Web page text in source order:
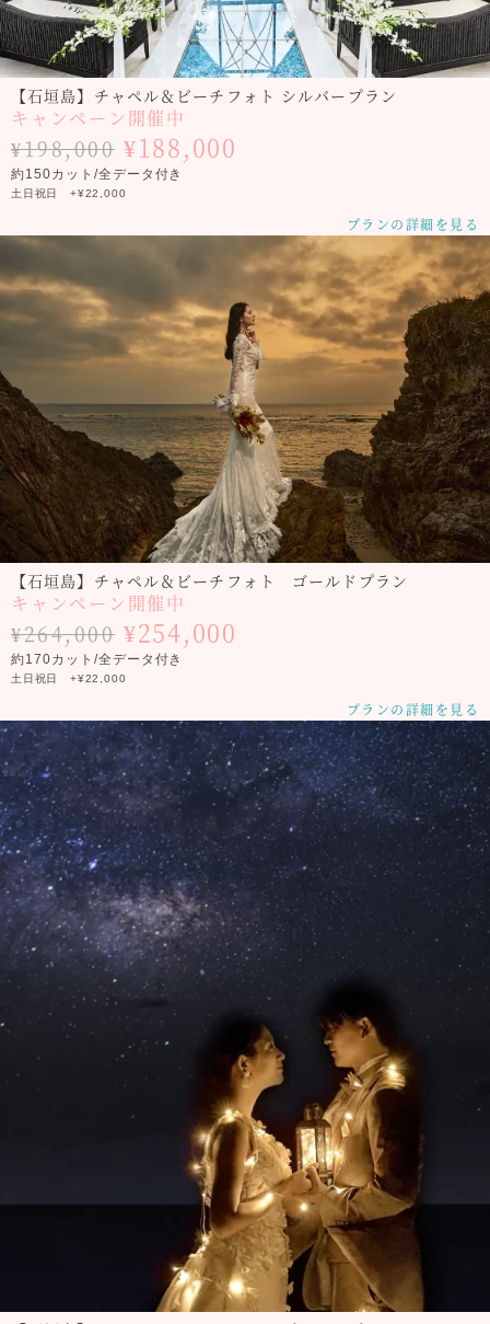
【石垣島】チャペル＆ビーチフォト シルバープラン
キャンペーン開催中
¥198,000 ¥188,000
約150カット/全データ付き
土日祝日 +¥22,000
プランの詳細を見る
【石垣島】チャペル＆ビーチフォト ゴールドプラン
キャンペーン開催中
¥264,000 ¥254,000
約170カット/全データ付き
土日祝日 +¥22,000
プランの詳細を見る